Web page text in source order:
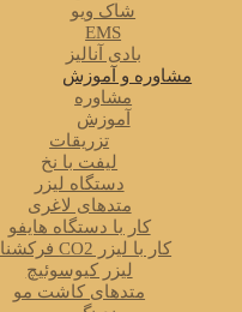
شاک ویو
EMS
بادی آنالیز
مشاوره و آموزش
مشاوره
آموزش
تزریقات
لیفت با نخ
دستگاه لیزر
متدهای لاغری
کار با دستگاه هایفو
کار با لیزر CO2 فرکشنال
لیزر کیوسوئیچ
متدهای کاشت مو